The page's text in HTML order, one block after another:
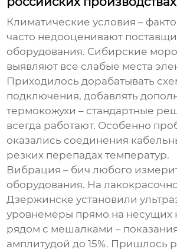
Климатические условия –
часто недооценивают
оборудования. Сибирские
выявляют все слабые места
Приходилось дорабатывать
подключения, добавлять
термокожухи – стандартные
всегда работают. Особенно
оказались соединения
резких перепадах температур.
Вибрация – бич любого
оборудования. На
Дзержинске установили
уровнемеры прямо на несущих
рядом с мешалками –
амплитудой до 15%. Пришлось